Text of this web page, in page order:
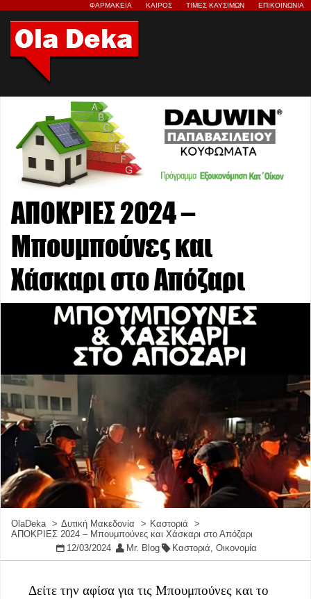
ΦΑΡΜΑΚΕΙΑ ΚΑΙΡΟΣ ΤΙΜΕΣ ΚΑΥΣΙΜΩΝ ΕΠΙΚΟΙΝΩΝΙΑ
ΑΠΟΚΡΙΕΣ 2024 –
Μπουμπούνες και
Χάσκαρι στο Απόζαρι
OlaDeka Δυτική Μακεδονία
Καστοριά
ΑΠΟΚΡΙΕΣ 2024 – Μπουμπούνες και Χάσκαρι στο Απόζαρι
12/03/2024
Mr. Blog Καστοριά, Οικονομία
Δείτε την αφίσα για τις Μπουμπούνες και το